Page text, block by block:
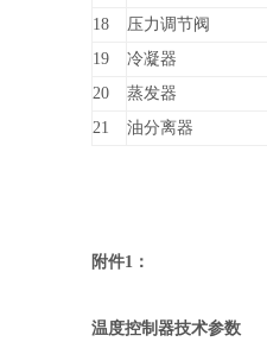
18
压力调节阀
19
冷凝器
20
蒸发器
21
油分离器
附件1：
温度控制器技术参数